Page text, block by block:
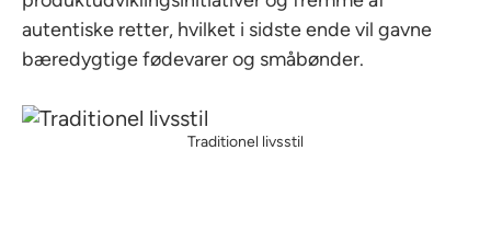
autentiske retter, hvilket i sidste ende vil gavne
bæredygtige fødevarer og småbønder.
Traditionel livsstil